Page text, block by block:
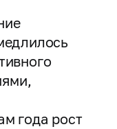
года рост